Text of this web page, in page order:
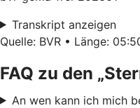
Transkript anzeigen
Quelle: BVR • Länge:
FAQ zu den
An wen kann ich mich